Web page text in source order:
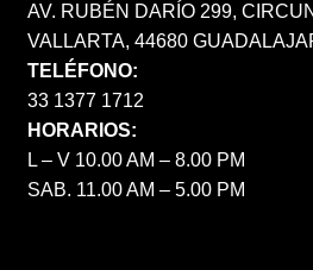
AV. RUBÉN DARÍO 299,
VALLARTA, 44680
TELÉFONO:
33 1377 1712
HORARIOS:
L – V 10.00 AM – 8.00 PM
SAB. 11.00 AM – 5.00 PM